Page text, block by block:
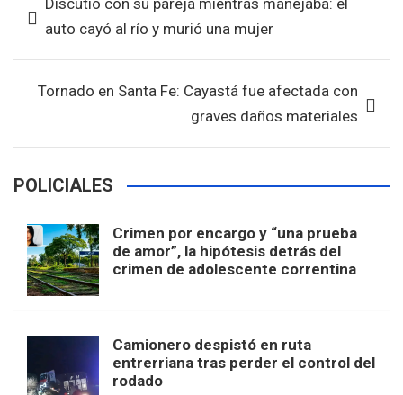
o
o
k
A
p
p
de
entradas
Discutió con su pareja mientras manejaba: el
auto cayó al río y murió una mujer
Tornado en Santa Fe: Cayastá fue afectada con
graves daños materiales
POLICIALES
Crimen por encargo y “una prueba
de amor”, la hipótesis detrás del
crimen de adolescente correntina
Camionero despistó en ruta
entrerriana tras perder el control del
rodado